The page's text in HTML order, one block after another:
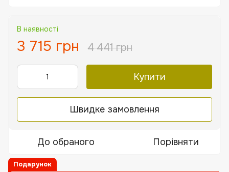
В наявності
3 715 грн 4 441 грн
Купити
Швидке замовлення
До обраного Порівняти
Подарунок